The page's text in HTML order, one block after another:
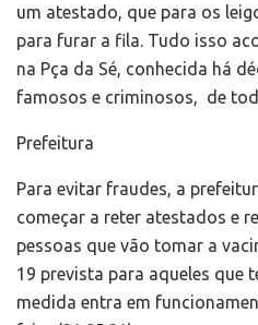
um atestado, que para os
para furar a fila. Tudo isso
na Pça da Sé, conhecida há
famosos e criminosos, de
Prefeitura
Para evitar fraudes, a
começar a reter atestados e
pessoas que vão tomar a
19 prevista para aqueles que
medida entra em